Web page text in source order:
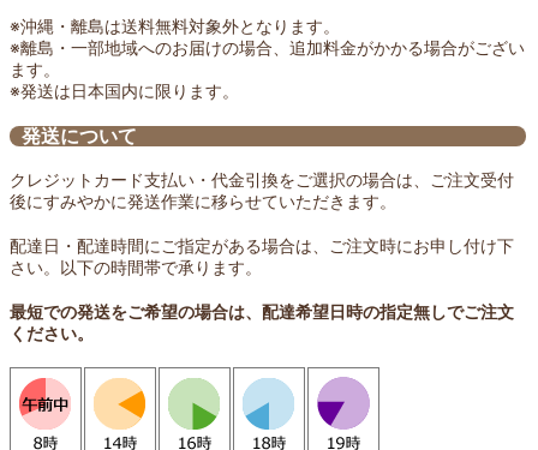
※沖縄・離島は送料無料対象外となります。
※離島・一部地域へのお届けの場合、追加料金がかかる場合がござい
ます。
※発送は日本国内に限ります。
発送について
クレジットカード支払い・代金引換をご選択の場合は、ご注文受付
後にすみやかに発送作業に移らせていただきます。
配達日・配達時間にご指定がある場合は、ご注文時にお申し付け下
さい。以下の時間帯で承ります。
最短での発送をご希望の場合は、配達希望日時の指定無しでご注文
ください。